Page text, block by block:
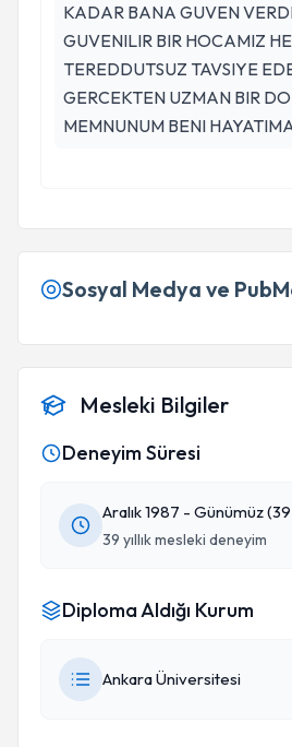
KADAR BANA GUVEN
GUVENILIR BIR HOCAMIZ
TEREDDUTSUZ TAVSIYE
GERCEKTEN UZMAN BIR
MEMNUNUM BENI
Sosyal Medya ve
Mesleki Bilgiler
Deneyim Süresi
Aralık 1987 - Günümüz (39
39 yıllık mesleki deneyim
Diploma Aldığı Kurum
Ankara Üniversitesi